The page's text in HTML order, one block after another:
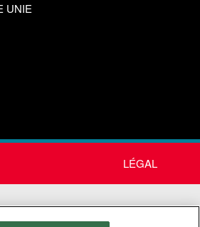
UNIE
LÉGAL